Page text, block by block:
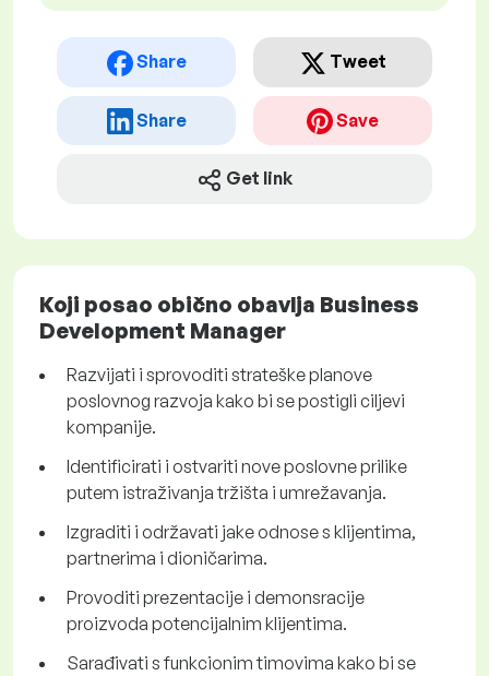
Share Tweet
Share Save
Get link
Koji posao obično obavlja Business
Development Manager
Razvijati i sprovoditi strateške planove
poslovnog razvoja kako bi se postigli ciljevi
kompanije.
Identificirati i ostvariti nove poslovne prilike
putem istraživanja tržišta i umrežavanja.
Izgraditi i održavati jake odnose s klijentima,
partnerima i dioničarima.
Provoditi prezentacije i demonsracije
proizvoda potencijalnim klijentima.
Sarađivati s funkcionim timovima kako bi se